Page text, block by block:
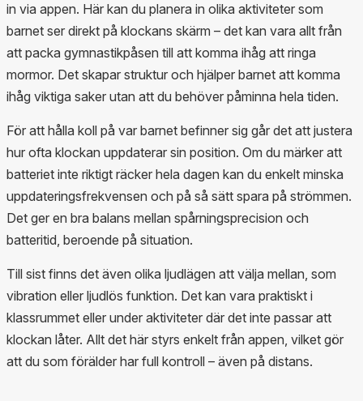
in via appen. Här kan du planera in olika aktiviteter som
barnet ser direkt på klockans skärm – det kan vara allt från
att packa gymnastikpåsen till att komma ihåg att ringa
mormor. Det skapar struktur och hjälper barnet att komma
ihåg viktiga saker utan att du behöver påminna hela tiden.
För att hålla koll på var barnet befinner sig går det att justera
hur ofta klockan uppdaterar sin position. Om du märker att
batteriet inte riktigt räcker hela dagen kan du enkelt minska
uppdateringsfrekvensen och på så sätt spara på strömmen.
Det ger en bra balans mellan spårningsprecision och
batteritid, beroende på situation.
Till sist finns det även olika ljudlägen att välja mellan, som
vibration eller ljudlös funktion. Det kan vara praktiskt i
klassrummet eller under aktiviteter där det inte passar att
klockan låter. Allt det här styrs enkelt från appen, vilket gör
att du som förälder har full kontroll – även på distans.